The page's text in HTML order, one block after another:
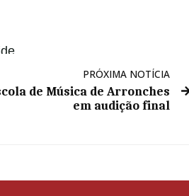
PRÓXIMA NOTÍCIA
de Música de Arronches
em audição final